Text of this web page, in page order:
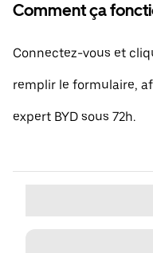
Comment ça
Connectez-vous et
remplir le formulaire,
expert BYD sous 72h.